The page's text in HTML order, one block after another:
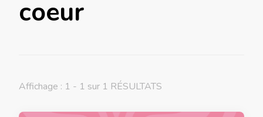
coeur
Affichage : 1 - 1 sur 1 RÉSULTATS